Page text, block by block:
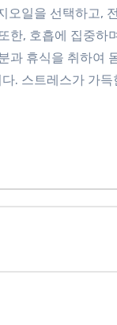
오일을 선택하고,
한, 호흡에 집중하
과 휴식을 취하여
. 스트레스가 가득